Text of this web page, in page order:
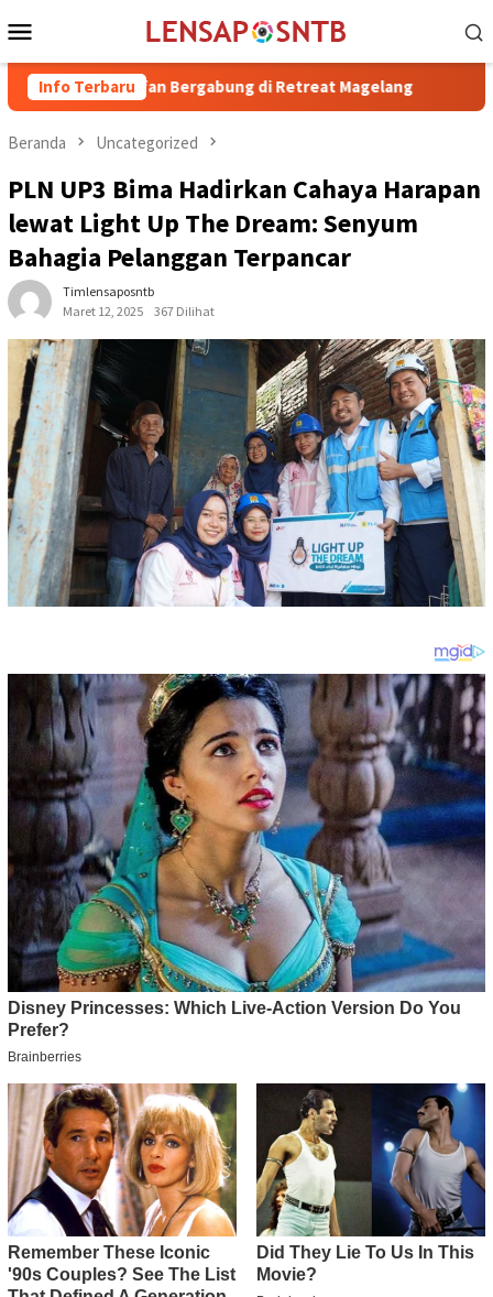
ke
Mobile
Info Terbaru
Irfan Bergabung di Retreat Magelang Rutan Kelas IIB
Beranda Uncategorized
PLN UP3 Bima Hadirkan Cahaya Harapan
lewat Light Up The Dream: Senyum
Bahagia Pelanggan Terpancar
Timlensaposntb
Maret 12, 2025
367 Dilihat